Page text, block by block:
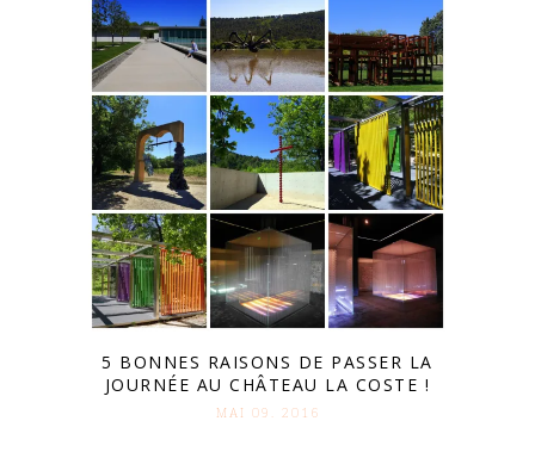
5 BONNES RAISONS DE PASSER LA
JOURNÉE AU CHÂTEAU LA COSTE !
MAI 09. 2016